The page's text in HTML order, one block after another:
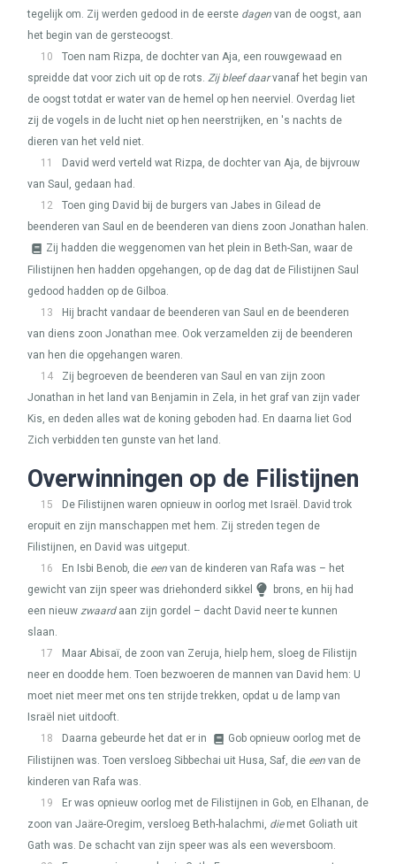
tegelijk om. Zij werden gedood in de eerste dagen van de oogst, aan
het begin van de gersteoogst.
10
Toen nam Rizpa, de dochter van Aja, een rouwgewaad en
spreidde dat voor zich uit op de rots. Zij bleef daarvanaf het begin van
de oogst totdat er water van de hemel op hen neerviel. Overdag liet
zij de vogels in de lucht niet op hen neerstrijken, en 's nachts de
dieren van het veld niet.
11
David werd verteld wat Rizpa, de dochter van Aja, de bijvrouw
van Saul, gedaan had.
12
Toen ging David bij de burgers van Jabes in Gilead de
beenderen van Saul en de beenderen van diens zoon Jonathan halen.
Zij hadden die weggenomen van het plein in Beth-San, waar de
Filistijnen hen hadden opgehangen, op de dag dat de Filistijnen Saul
gedood hadden op de Gilboa.
13
Hij bracht vandaar de beenderen van Saul en de beenderen
van diens zoon Jonathan mee. Ook verzamelden zij de beenderen
van hen die opgehangen waren.
14
Zij begroeven de beenderen van Saul en van zijn zoon
Jonathan in het land van Benjamin in Zela, in het graf van zijn vader
Kis, en deden alles wat de koning geboden had. En daarna liet God
Zich verbidden ten gunste van het land.
Overwinningen op de Filistijnen
15
De Filistijnen waren opnieuw in oorlog met Israël. David trok
eropuit en zijn manschappen met hem. Zij streden tegen de
Filistijnen, en David was uitgeput.
16
En Isbi Benob, die een van de kinderen van Rafa was – het
gewicht van zijn speer was driehonderd sikkel
brons, en hij had
een nieuw zwaardaan zijn gordel – dacht David neer te kunnen
slaan.
17
Maar Abisaï, de zoon van Zeruja, hielp hem, sloeg de Filistijn
neer en doodde hem. Toen bezwoeren de mannen van David hem: U
moet niet meer met ons ten strijde trekken, opdat u de lamp van
Israël niet uitdooft.
18
Daarna gebeurde het dat er in
Gob opnieuw oorlog met de
Filistijnen was. Toen versloeg Sibbechai uit Husa, Saf, die een van de
kinderen van Rafa was.
19
Er was opnieuw oorlog met de Filistijnen in Gob, en Elhanan, de
zoon van Jaäre-Oregim, versloeg Beth-halachmi, diemet Goliath uit
Gath was. De schacht van zijn speer was als een weversboom.